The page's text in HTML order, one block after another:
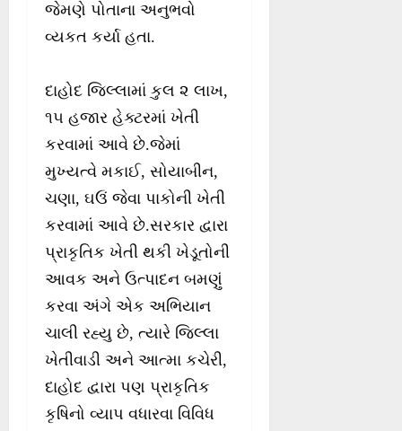
જેમણે પોતાના અનુભવો
વ્યકત કર્યા હતા.
દાહોદ જિલ્લામાં કુલ ૨ લાખ,
૧૫ હજાર હેક્ટરમાં ખેતી
કરવામાં આવે છે.જેમાં
મુખ્યત્વે મકાઈ, સોયાબીન,
ચણા, ઘઉં જેવા પાકોની ખેતી
કરવામાં આવે છે.સરકાર દ્વારા
પ્રાકૃતિક ખેતી થકી ખેડૂતોની
આવક અને ઉત્પાદન બમણું
કરવા અંગે એક અભિયાન
ચાલી રહ્યુ છે, ત્યારે જિલ્લા
ખેતીવાડી અને આત્મા કચેરી,
દાહોદ દ્વારા પણ પ્રાકૃતિક
કૃષિનો વ્યાપ વધારવા વિવિધ